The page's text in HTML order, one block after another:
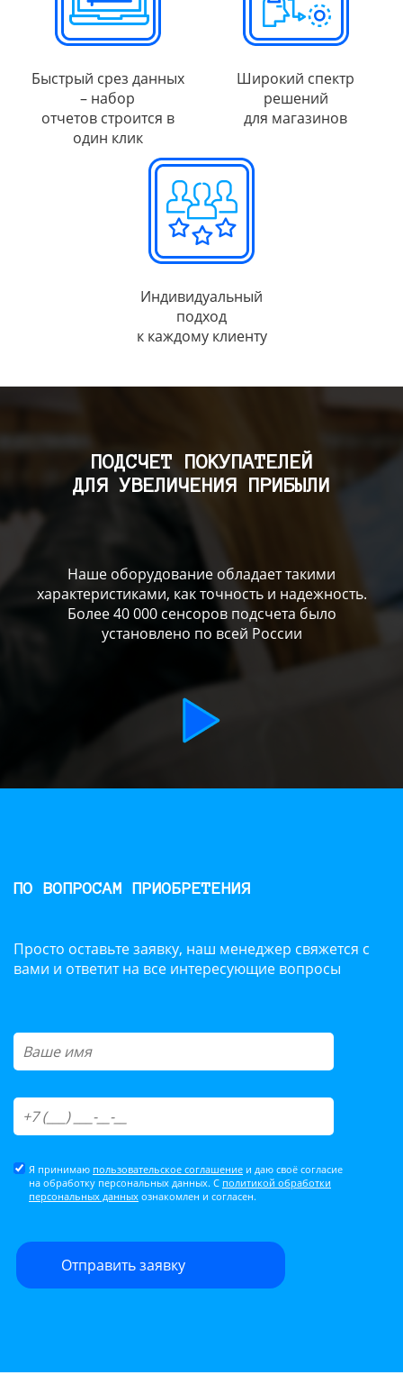
Быстрый срез данных
– набор
отчетов строится в
один клик
Широкий спектр
решений
для магазинов
Индивидуальный
подход
к каждому клиенту
ПОДСЧЕТ ПОКУПАТЕЛЕЙ
ДЛЯ УВЕЛИЧЕНИЯ ПРИБЫЛИ
Наше оборудование обладает такими
характеристиками, как точность и надежность.
Более 40 000 сенсоров подсчета было
установлено по всей России
ПО ВОПРОСАМ ПРИОБРЕТЕНИЯ
Просто оставьте заявку, наш менеджер свяжется с
вами и ответит на все интересующие вопросы
Я принимаю пользовательское соглашение и даю своё согласие
на обработку персональных данных. С политикой обработки
персональных данных ознакомлен и согласен.